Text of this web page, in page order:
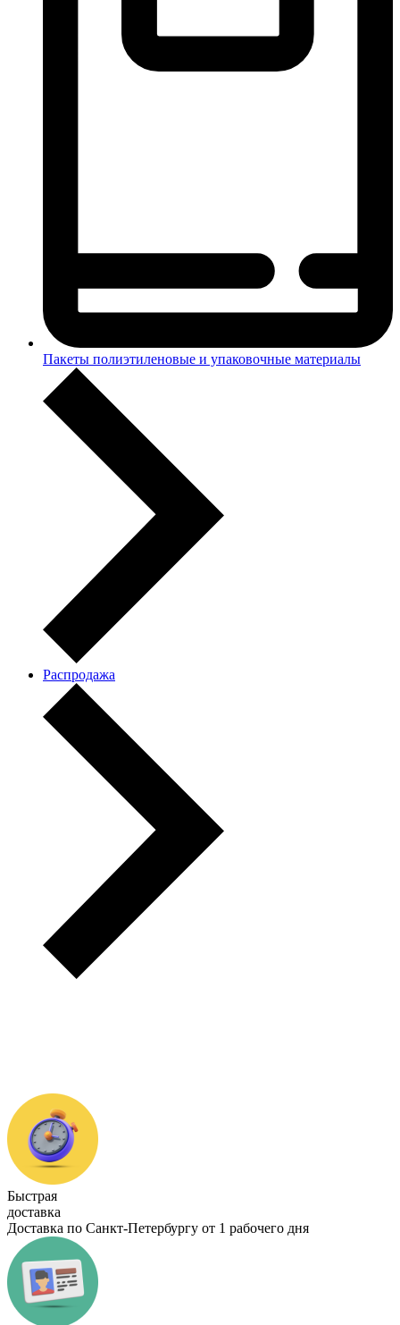
Пакеты полиэтиленовые и упаковочные материалы
Распродажа
Быстрая
доставка
Доставка по Санкт-Петербургу от 1 рабочего дня